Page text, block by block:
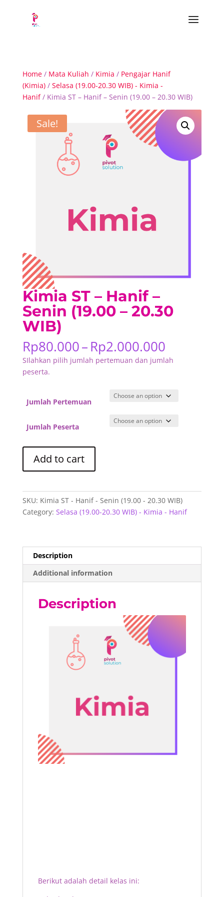
Home/ Mata Kuliah / Kimia / Pengajar Hanif
(Kimia)/ Selasa (19.00-20.30 WIB) - Kimia -
Hanif/ Kimia ST – Hanif – Senin (19.00 – 20.30 WIB)
Sale!
Kimia ST – Hanif –
Senin (19.00 – 20.30
WIB)
Rp80.000–Rp2.000.000Price
range:
Rp80.000
SIlahkan pilih jumlah pertemuan dan jumlah
peserta.
Jumlah Pertemuan
Jumlah Peserta
-
Senin
WIB)
quantity
Add to cart
SKU: Kimia ST - Hanif - Senin (19.00 - 20.30 WIB)
Category: Selasa (19.00-20.30 WIB) - Kimia - Hanif
Description
Additional information
Description
Berikut adalah detail kelas ini: